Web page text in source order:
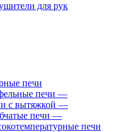
для рук
печи
печи —
с вытяжкой —
печи —
печи